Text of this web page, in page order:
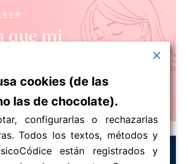
cookies (de las
las de chocolate).
configurarlas o rechazarlas
Todos los textos, métodos y
están registrados y